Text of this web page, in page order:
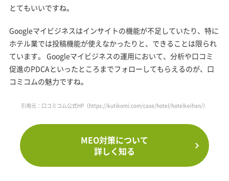
とてもいいですね。
Googleマイビジネスはインサイトの機能が不足していたり、特に
ホテル業では投稿機能が使えなかったりと、できることは限られ
ています。 Googleマイビジネスの運用において、分析や口コミ
促進のPDCAといったところまでフォローしてもらえるのが、口
コミコムの魅力ですね。
引用元：口コミコム公式HP（https://kutikomi.com/case/hotel/hotelkeihan/）
MEO対策について
詳しく知る